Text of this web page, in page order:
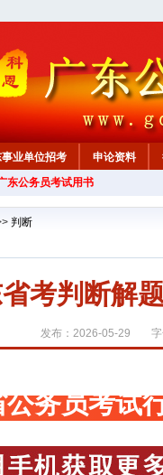
事业单位招考 申论资料
东公务员考试用书
判断
考判断解
发布：2026-05-29
公务员考试